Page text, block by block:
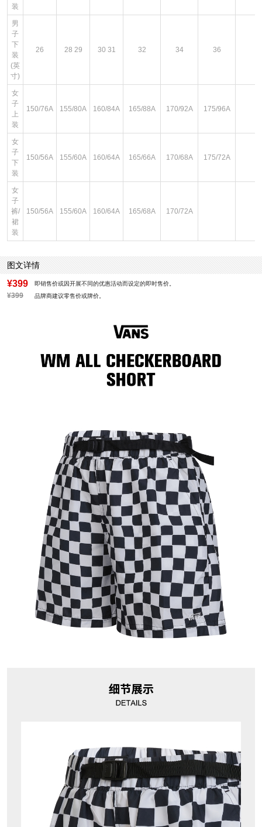
装
男
子
下
装
(英
寸)
26 28 29 30 31 32 34 36
女
子
上
装
150/76A 155/80A 160/84A 165/88A 170/92A 175/96A
女
子
下
装
150/56A 155/60A 160/64A 165/66A 170/68A 175/72A
女
子
裤/
裙
装
150/56A 155/60A 160/64A 165/68A 170/72A
图文详情
¥399 即销售价或因开展不同的优惠活动而设定的即时售价。
¥399 品牌商建议零售价或牌价。